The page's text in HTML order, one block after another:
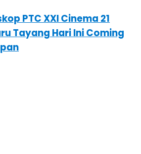
PTC XXI Cinema 21
Tayang Hari Ini Coming